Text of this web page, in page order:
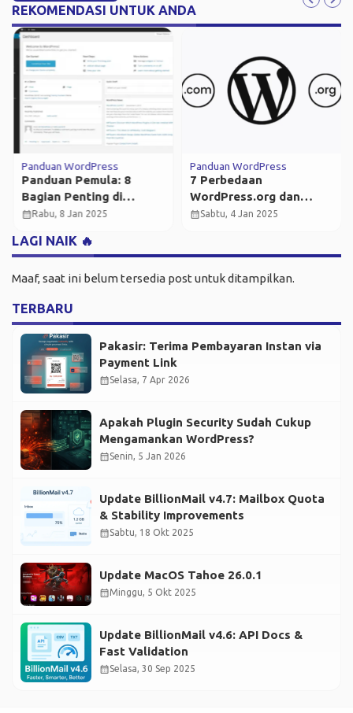
REKOMENDASI UNTUK ANDA
Panduan WordPress
Panduan Pemula: 8
Bagian Penting di
Dashboard WordPress
Menggunakannya
calendar_monthRabu, 8 Jan 2025
Panduan WordPress
7 Perbedaan
WordPress.org dan
WordPress.com: Pilihan
calendar_monthSabtu, 4 Jan 2025
LAGI NAIK 🔥
Maaf, saat ini belum tersedia post untuk ditampilkan.
TERBARU
Pakasir: Terima Pembayaran Instan via
Payment Link
calendar_monthSelasa, 7 Apr 2026
Apakah Plugin Security Sudah Cukup
Mengamankan WordPress?
calendar_monthSenin, 5 Jan 2026
Update BillionMail v4.7: Mailbox Quota
& Stability Improvements
calendar_monthSabtu, 18 Okt 2025
Update MacOS Tahoe 26.0.1
calendar_monthMinggu, 5 Okt 2025
Update BillionMail v4.6: API Docs &
Fast Validation
calendar_monthSelasa, 30 Sep 2025